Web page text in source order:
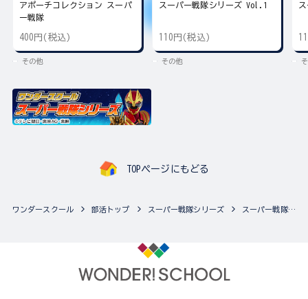
アポーチコレクション スーパ
ー戦隊
400円(税込)
その他
スーパー戦隊シリーズ Vol.1
110円(税込)
その他
TOPページにもどる
ワンダースクール 部活トップ スーパー戦隊シリーズ スーパー戦隊シリーズの最新商品一覧